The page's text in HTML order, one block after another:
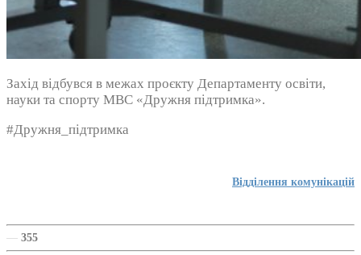
Захід відбувся в межах проєкту Департаменту освіти,
науки та спорту МВС «Дружня підтримка».
#Дружня_підтримка
Відділення комунікацій
— 355